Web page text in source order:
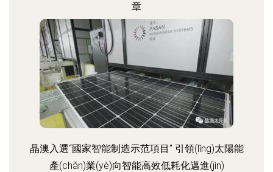
章
晶澳入選“國家智能制造示范項目” 引領(lǐng)太陽能
產(chǎn)業(yè)向智能高效低耗化邁進(jìn)